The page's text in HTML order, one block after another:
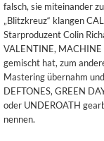
falsch, sie miteinander
„Blitzkreuz“ klangen
Starproduzent Colin
VALENTINE, MACHINE
gemischt hat, zum
Mastering übernahm
DEFTONES, GREEN
oder UNDEROATH
nennen.